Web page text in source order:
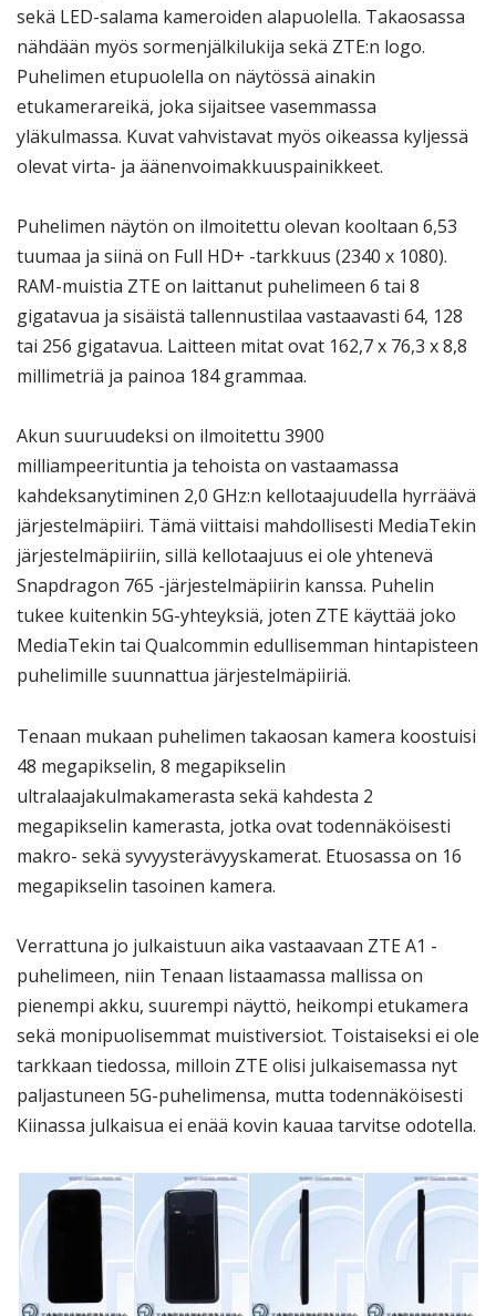
sekä LED-salama kameroiden alapuolella. Takaosassa
nähdään myös sormenjälkilukija sekä ZTE:n logo.
Puhelimen etupuolella on näytössä ainakin
etukamerareikä, joka sijaitsee vasemmassa
yläkulmassa. Kuvat vahvistavat myös oikeassa kyljessä
olevat virta- ja äänenvoimakkuuspainikkeet.
Puhelimen näytön on ilmoitettu olevan kooltaan 6,53
tuumaa ja siinä on Full HD+ -tarkkuus (2340 x 1080).
RAM-muistia ZTE on laittanut puhelimeen 6 tai 8
gigatavua ja sisäistä tallennustilaa vastaavasti 64, 128
tai 256 gigatavua. Laitteen mitat ovat 162,7 x 76,3 x 8,8
millimetriä ja painoa 184 grammaa.
Akun suuruudeksi on ilmoitettu 3900
milliampeerituntia ja tehoista on vastaamassa
kahdeksanytiminen 2,0 GHz:n kellotaajuudella hyrräävä
järjestelmäpiiri. Tämä viittaisi mahdollisesti MediaTekin
järjestelmäpiiriin, sillä kellotaajuus ei ole yhtenevä
Snapdragon 765 -järjestelmäpiirin kanssa. Puhelin
tukee kuitenkin 5G-yhteyksiä, joten ZTE käyttää joko
MediaTekin tai Qualcommin edullisemman hintapisteen
puhelimille suunnattua järjestelmäpiiriä.
Tenaan mukaan puhelimen takaosan kamera koostuisi
48 megapikselin, 8 megapikselin
ultralaajakulmakamerasta sekä kahdesta 2
megapikselin kamerasta, jotka ovat todennäköisesti
makro- sekä syvyysterävyyskamerat. Etuosassa on 16
megapikselin tasoinen kamera.
Verrattuna jo julkaistuun aika vastaavaan ZTE A1 -
puhelimeen, niin Tenaan listaamassa mallissa on
pienempi akku, suurempi näyttö, heikompi etukamera
sekä monipuolisemmat muistiversiot. Toistaiseksi ei ole
tarkkaan tiedossa, milloin ZTE olisi julkaisemassa nyt
paljastuneen 5G-puhelimensa, mutta todennäköisesti
Kiinassa julkaisua ei enää kovin kauaa tarvitse odotella.